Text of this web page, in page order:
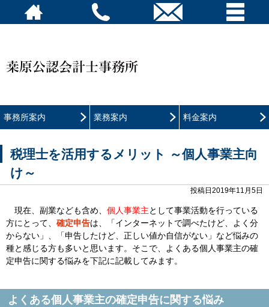
事務所案内 業務案内 料金案内
税理士を活用するメリット ～個人事業主向
け～
投稿日2019年11月5日
現在、副業なども含め、 個人事業主として事業活動を行っている
方にとって、 確定申告は、「インターネットで調べたけど、よく分
からない」、「申告したけど、正しい値か自信がない」など悩みの
種と感じる方も多いと思います。そこで、よくある個人事業主の確
定申告に関する悩みを下記に記載してみます。
よくある個人事業主の確定申告に関する悩み